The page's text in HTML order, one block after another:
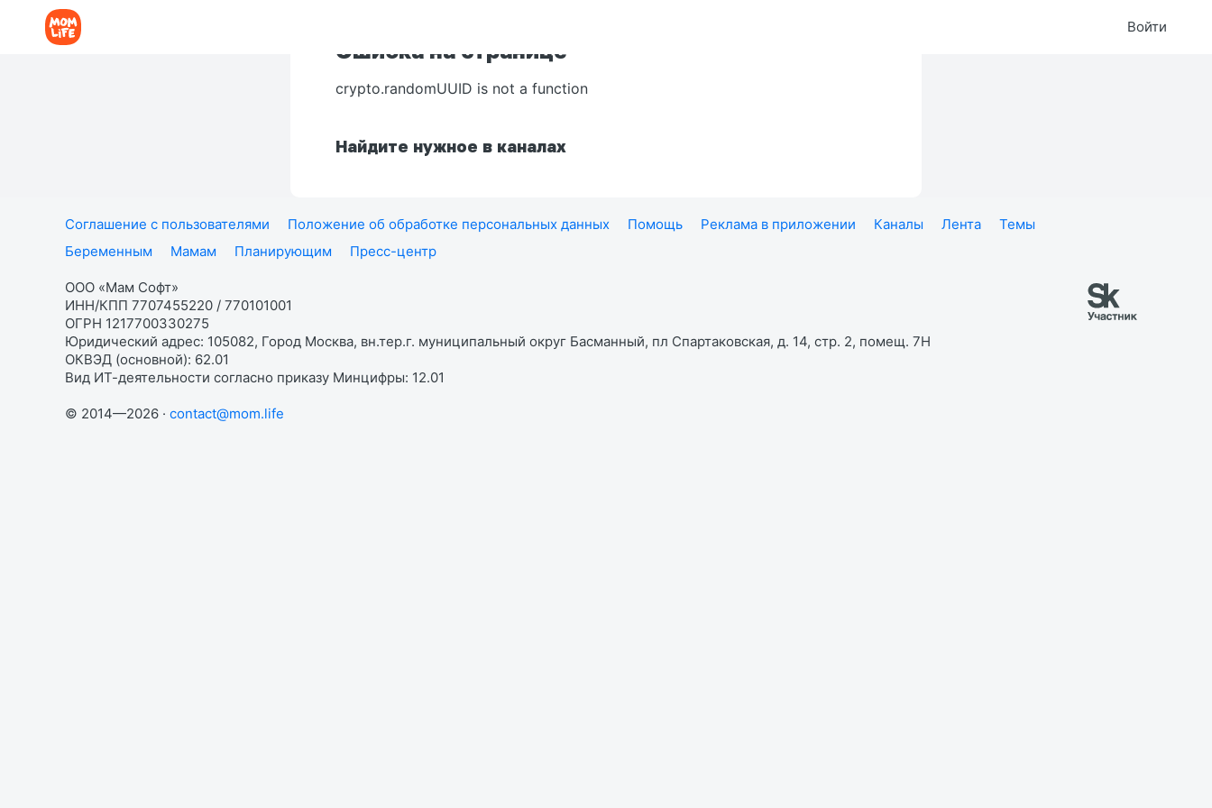
Войти
Ошибка на странице
crypto.randomUUID is not a function
Найдите нужное в каналах
Соглашение с пользователями Положение об обработке персональных данных Помощь Реклама в приложении Каналы Лента
Темы
Беременным
Мамам Планирующим Пресс-центр
ООО «Мам Софт»
ИНН/КПП 7707455220 / 770101001
ОГРН 1217700330275
Юридический адрес: 105082, Город Москва, вн.тер.г. муниципальный округ Басманный, пл Спартаковская, д. 14, стр. 2, помещ. 7Н
ОКВЭД (основной): 62.01
Вид ИТ-деятельности согласно приказу Минцифры: 12.01
© 2014—2026 · contact@mom.life